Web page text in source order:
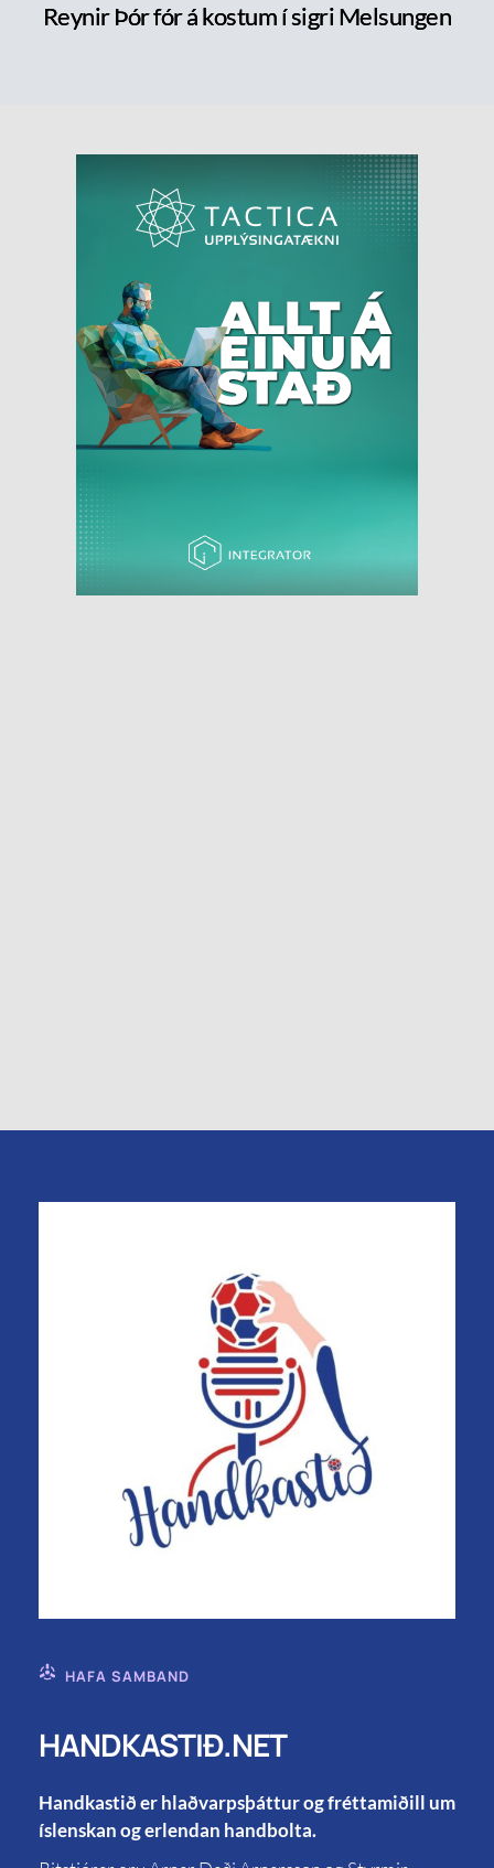
Reynir Þór fór á kostum í sigri Melsungen
HAFA SAMBAND
HANDKASTIÐ.NET
Handkastið er hlaðvarpsþáttur og fréttamiðill um
íslenskan og erlendan handbolta.